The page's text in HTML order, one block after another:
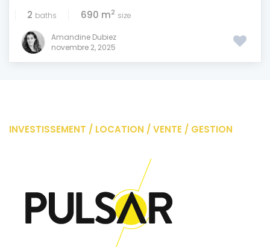
2 baths 690 m2 size
Amandine Dubiez
novembre 2, 2025
INVESTISSEMENT / LOCATION / VENTE / GESTION